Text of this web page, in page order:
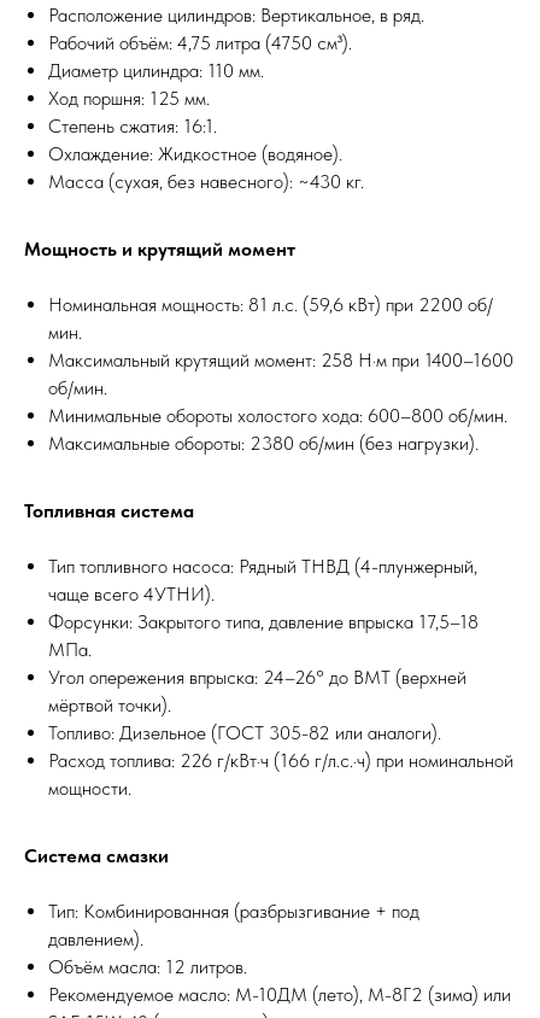
Расположение цилиндров: Вертикальное, в ряд.
Рабочий объём: 4,75 литра (4750 см³).
Диаметр цилиндра: 110 мм.
Ход поршня: 125 мм.
Степень сжатия: 16:1.
Охлаждение: Жидкостное (водяное).
Масса (сухая, без навесного): ~430 кг.
Мощность и крутящий момент
Номинальная мощность: 81 л.с. (59,6 кВт) при 2200 об/
мин.
Максимальный крутящий момент: 258 Н·м при 1400–1600
об/мин.
Минимальные обороты холостого хода: 600–800 об/мин.
Максимальные обороты: 2380 об/мин (без нагрузки).
Топливная система
Тип топливного насоса: Рядный ТНВД (4-плунжерный,
чаще всего 4УТНИ).
Форсунки: Закрытого типа, давление впрыска 17,5–18
МПа.
Угол опережения впрыска: 24–26° до ВМТ (верхней
мёртвой точки).
Топливо: Дизельное (ГОСТ 305-82 или аналоги).
Расход топлива: 226 г/кВт·ч (166 г/л.с.·ч) при номинальной
мощности.
Система смазки
Тип: Комбинированная (разбрызгивание + под
давлением).
Объём масла: 12 литров.
Рекомендуемое масло: М-10ДМ (лето), М-8Г2 (зима) или